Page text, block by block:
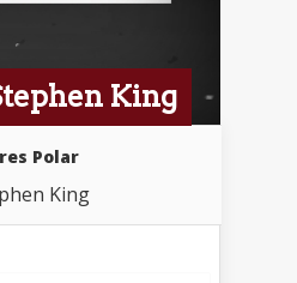
King
Polar
King